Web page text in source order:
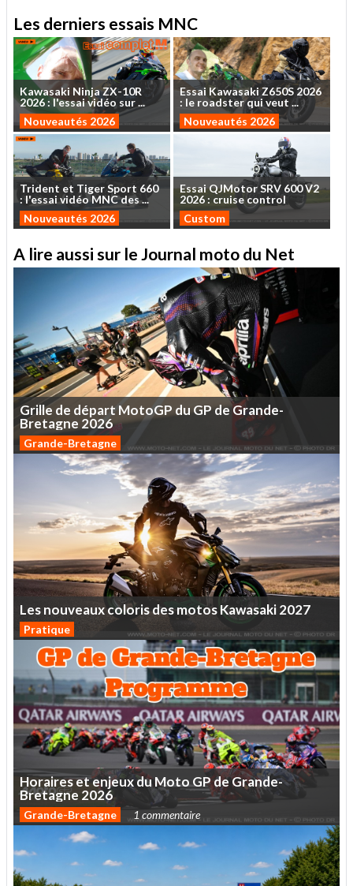
Les derniers essais MNC
Kawasaki NinjaZX-10R
2026: l'essaividéo sur...
Nouveautés 2026
Essai Kawasaki Z650S 2026
: le roadsterquiveut ...
Nouveautés 2026
Trident et TigerSport 660
: l'essaividéo MNCdes...
Nouveautés 2026
EssaiQJMotorSRV 600V2
2026 : cruise control
Custom
A lire aussi sur le Journal moto du Net
Grille de départ MotoGP duGPdeGrande-
Bretagne 2026
Grande-Bretagne
LesnouveauxcolorisdesmotosKawasaki2027
Pratique
HorairesetenjeuxduMotoGPdeGrande-
Bretagne 2026
Grande-Bretagne 1 commentaire